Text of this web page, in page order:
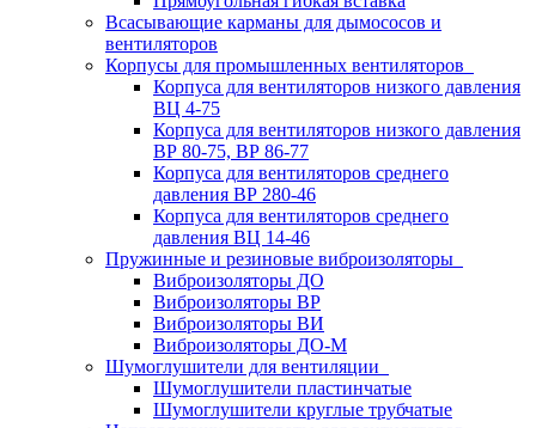
Всасывающие карманы для дымососов и
вентиляторов
Корпусы для промышленных вентиляторов
Корпуса для вентиляторов низкого давления
ВЦ 4-75
Корпуса для вентиляторов низкого давления
ВР 80-75, ВР 86-77
Корпуса для вентиляторов среднего
давления ВР 280-46
Корпуса для вентиляторов среднего
давления ВЦ 14-46
Пружинные и резиновые виброизоляторы
Виброизоляторы ДО
Виброизоляторы ВР
Виброизоляторы ВИ
Виброизоляторы ДО-М
Шумоглушители для вентиляции
Шумоглушители пластинчатые
Шумоглушители круглые трубчатые